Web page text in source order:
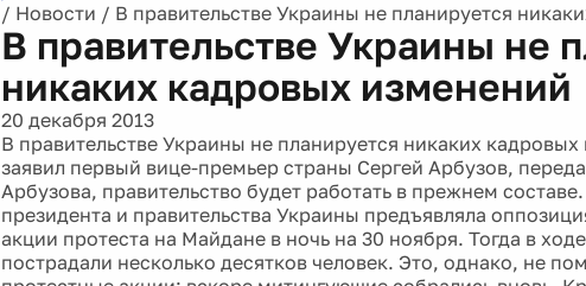
/ Новости / В правительстве Украины не планируется
В правительстве Украины не
никаких кадровых изменений
20 декабря 2013
В правительстве Украины не планируется никаких
заявил первый вице-премьер страны Сергей Арбузов,
Арбузова, правительство будет работать в прежнем
президента и правительства Украины предъявляла
акции протеста на Майдане в ночь на 30 ноября. Тогда в
пострадали несколько десятков человек. Это, однако, не